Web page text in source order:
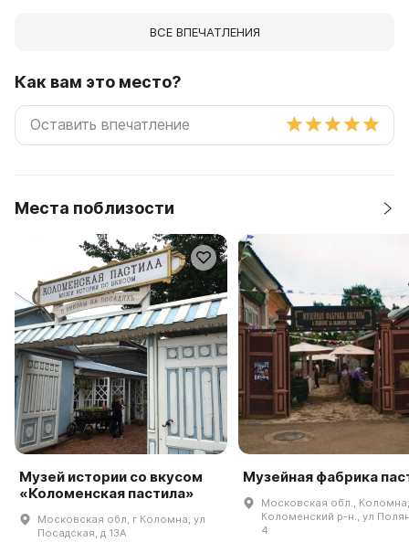
ВСЕ ВПЕЧАТЛЕНИЯ
Как вам это место?
Места поблизости
Музей истории со вкусом
«Коломенская пастила»
Московская обл, г Коломна, ул
Посадская, д 13А
Музейная фабрика
Московская обл., Коломна,
Коломенский р-н., ул
4